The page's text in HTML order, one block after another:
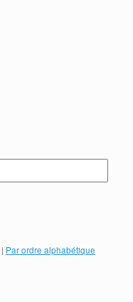
| Par ordre alphabétique